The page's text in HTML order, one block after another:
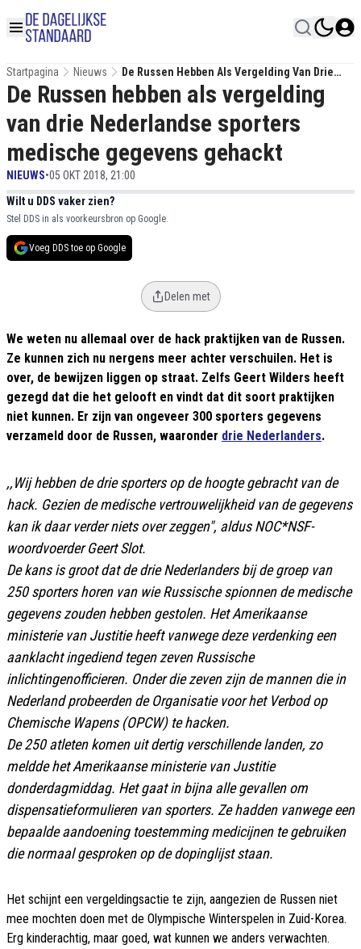
Startpagina Nieuws
De Russen Hebben Als Vergelding Van Drie
Nederlandse Sporters Medische Gegevens
Gehackt
De Russen hebben als vergelding
van drie Nederlandse sporters
medische gegevens gehackt
NIEUWS•05 OKT 2018, 21:00
Wilt u DDS vaker zien?
Stel DDS in als voorkeursbron op Google.
Voeg DDS toe op Google
Delen met
We weten nu allemaal over de hack praktijken van de Russen.
Ze kunnen zich nu nergens meer achter verschuilen. Het is
over, de bewijzen liggen op straat. Zelfs Geert Wilders heeft
gezegd dat die het gelooft en vindt dat dit soort praktijken
niet kunnen. Er zijn van ongeveer 300 sporters gegevens
verzameld door de Russen, waaronder drie Nederlanders.
,,Wij hebben de drie sporters op de hoogte gebracht van de
hack. Gezien de medische vertrouwelijkheid van de gegevens
kan ik daar verder niets over zeggen", aldus NOC*NSF-
woordvoerder Geert Slot.
De kans is groot dat de drie Nederlanders bij de groep van
250 sporters horen van wie Russische spionnen de medische
gegevens zouden hebben gestolen. Het Amerikaanse
ministerie van Justitie heeft vanwege deze verdenking een
aanklacht ingediend tegen zeven Russische
inlichtingenofficieren. Onder die zeven zijn de mannen die in
Nederlandprobeerdende Organisatie voor het Verbod op
Chemische Wapens (OPCW) te hacken.
De 250 atleten komen uit dertig verschillende landen, zo
melddehet Amerikaanse ministerie van Justitie
donderdagmiddag. Het gaat in bijna alle gevallen om
dispensatieformulieren van sporters. Ze hadden vanwege een
bepaalde aandoening toestemming medicijnen te gebruiken
die normaal gesproken op de dopinglijst staan.
Het schijnt een vergeldingsactie te zijn, aangezien de Russen niet
mee mochten doen met de Olympische Winterspelen in Zuid-Korea.
Erg kinderachtig, maar goed, wat kunnen we anders verwachten.